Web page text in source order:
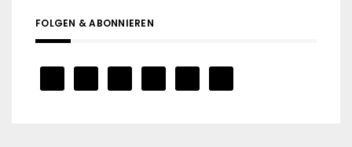
FOLGEN & ABONNIEREN